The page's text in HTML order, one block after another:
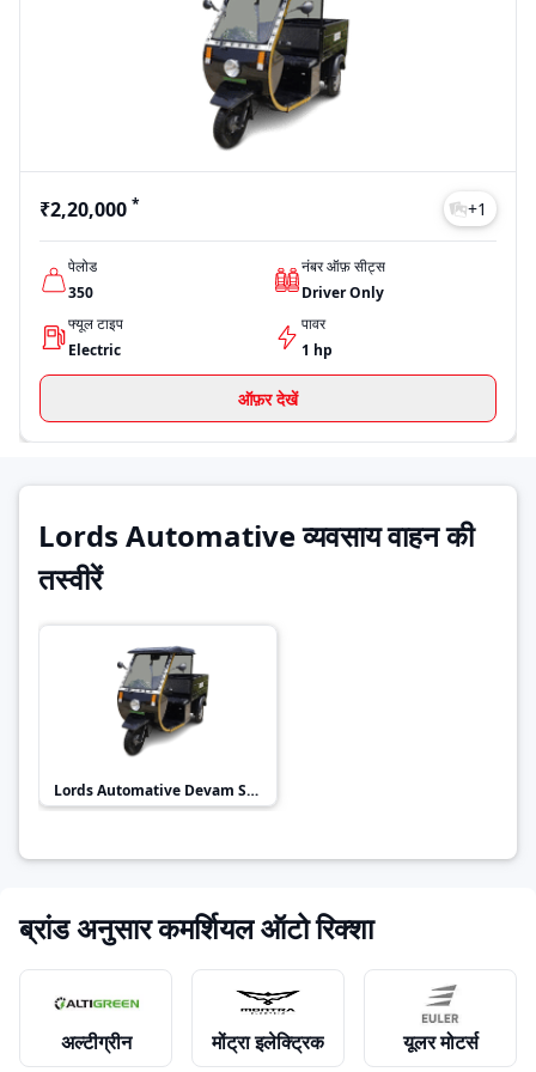
पेलोड क्षमता चाहने वाले खरीदारों के लिए टॉप-एंड मॉडल Devam Samrat की
कीमत ₹2,20,000 (एक्स-शोरूम) तक जाती है।
कीमतें स्थान, वेरिएंट और फ्यूल टाइप के अनुसार अलग-अलग हो सकती हैं।
91trucks पर आप लेटेस्ट प्राइस लिस्ट देख सकते हैं, अलग-अलग वेरिएंट की तुलना
कर सकते हैं और फाइनेंस विकल्प भी एक्सप्लोर कर सकते हैं, ताकि आप सही निर्णय ले
सकें। चाहे आपका बजट सीमित हो या ज्यादा, Lords automative अलग-अलग
प्राइस रेंज में कई मॉडल उपलब्ध कराता है।
Model
Devam Samrat
Last Updated: Jul 28, 2026
₹2,20,000 * +1
पेलोड
350
नंबर ऑफ़ सीट्स
Driver Only
फ्यूल टाइप
Electric
पावर
1 hp
ऑफ़र देखें
Lords Automative व्यवसाय वाहन की
तस्वीरें
Lords Automative Devam Samrat
ब्रांड अनुसार कमर्शियल ऑटो रिक्शा
अल्टीग्रीन मोंट्रा इलेक्ट्रिक यूलर मोटर्स